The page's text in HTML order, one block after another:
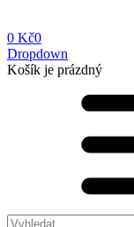
0 Kč0
Dropdown
Košík je prázdný